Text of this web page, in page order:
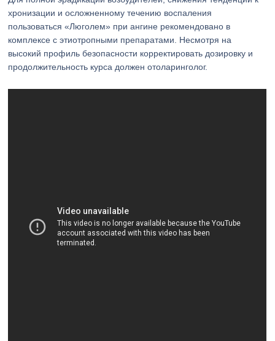
хронизации и осложненному течению воспаления
пользоваться «Люголем» при ангине рекомендовано в
комплексе с этиотропными препаратами. Несмотря на
высокий профиль безопасности корректировать дозировку и
продолжительность курса должен отоларинголог.